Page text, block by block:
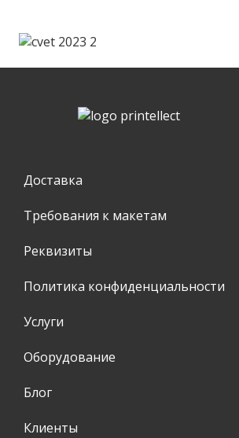
Доставка
Требования к макетам
Реквизиты
Политика конфиденциальности
Услуги
Оборудование
Блог
Клиенты